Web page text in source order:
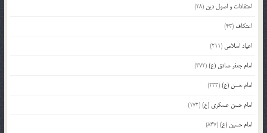
اعتقادات و اصول دین (28)
اعتکاف (43)
اعیاد اسلامی (211)
امام جعفر صادق (ع)(372)
امام حسن (ع)(233)
امام حسن عسکری (ع)(172)
امام حسین (ع)(847)